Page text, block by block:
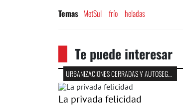
Temas MetSul frío heladas
Te puede interesar
URBANIZACIONES CERRADAS Y AUTOSEGREGACIÓN
La privada felicidad